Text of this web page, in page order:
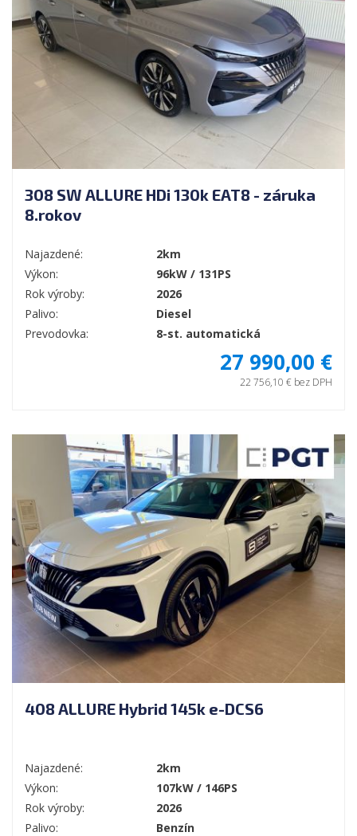
308 SW ALLURE HDi 130k EAT8 - záruka
8.rokov
Najazdené:
2km
Výkon:
96kW / 131PS
Rok výroby:
2026
Palivo:
Diesel
Prevodovka:
8-st. automatická
27 990,00 €
22 756,10 € bez DPH
408 ALLURE Hybrid 145k e-DCS6
Najazdené:
2km
Výkon:
107kW / 146PS
Rok výroby:
2026
Palivo:
Benzín